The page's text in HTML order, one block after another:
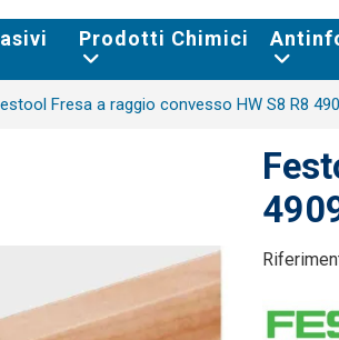
Prodotti Chimici
Fresa a raggio convesso HW S8 R8